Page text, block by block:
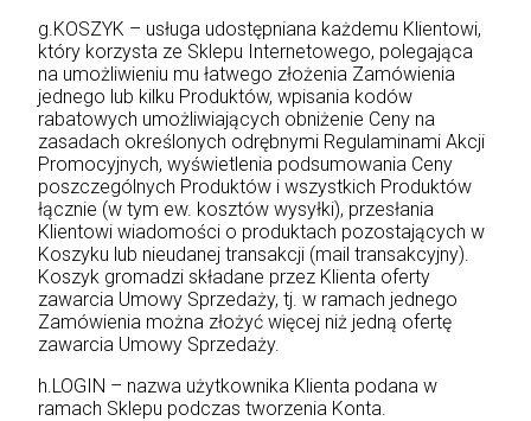
g.KOSZYK – usługa udostępniana każdemu Klientowi,
który korzysta ze Sklepu Internetowego, polegająca
na umożliwieniu mu łatwego złożenia Zamówienia
jednego lub kilku Produktów, wpisania kodów
rabatowych umożliwiających obniżenie Ceny na
zasadach określonych odrębnymi Regulaminami Akcji
Promocyjnych, wyświetlenia podsumowania Ceny
poszczególnych Produktów i wszystkich Produktów
łącznie (w tym ew. kosztów wysyłki), przesłania
Klientowi wiadomości o produktach pozostających w
Koszyku lub nieudanej transakcji (mail transakcyjny).
Koszyk gromadzi składane przez Klienta oferty
zawarcia Umowy Sprzedaży, tj. w ramach jednego
Zamówienia można złożyć więcej niż jedną ofertę
zawarcia Umowy Sprzedaży.
h.LOGIN – nazwa użytkownika Klienta podana w
ramach Sklepu podczas tworzenia Konta.